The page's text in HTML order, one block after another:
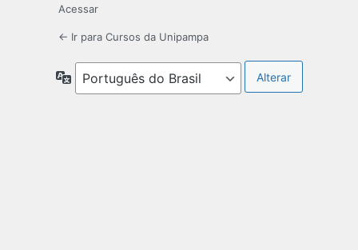
Acessar
← Ir para Cursos da Unipampa
Idioma